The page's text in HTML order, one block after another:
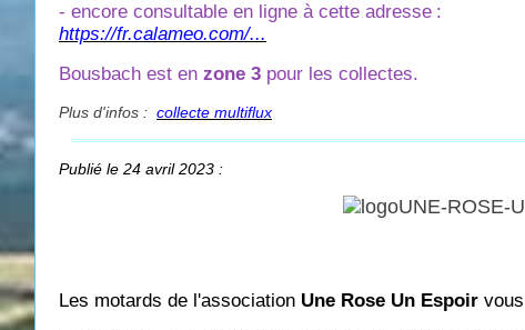
- encore consultable en ligne à cette adresse :
https://fr.calameo.com/...
Bousbach est en zone 3 pour les collectes.
Plus d'infos : collecte multiflux
Publié le 24 avril 2023 :
Les motards de l'association Une Rose Un Espoir